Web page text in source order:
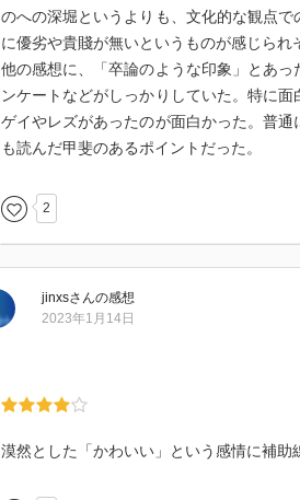
のへの深堀というよりも、文化的な観点
に優劣や貴賤が無いというものが感じられ
他の感想に、「卒論のような印象」とあ
ンケートなどがしっかりしていた。特に
ゲイやレズがあったのが面白かった。普
も読んだ甲斐のあるポイントだった。
2
jinxsさんの感想
2023年1月14日
漠然とした「かわいい」という感情に補助